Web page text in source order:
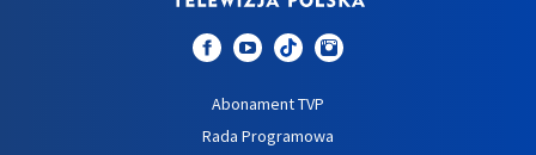
Abonament TVP
Rada Programowa